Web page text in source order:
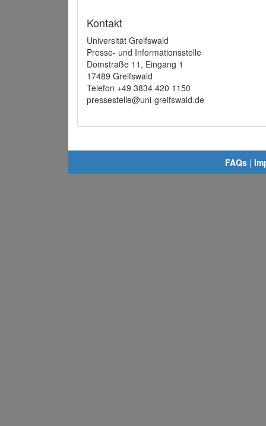
Kontakt
Universität Greifswald
Presse- und Informationsstelle
Domstraße 11, Eingang 1
17489 Greifswald
Telefon +49 3834 420 1150
pressestelle@uni-greifswald.de
FAQs |